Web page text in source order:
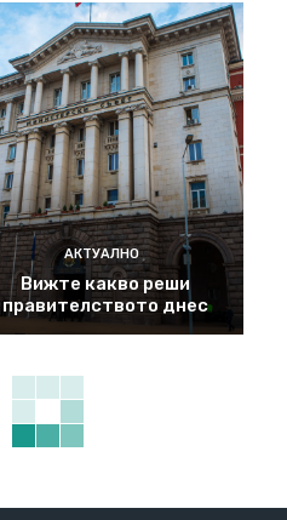
АКТУАЛНО
Вижте какво реши
правителството днес